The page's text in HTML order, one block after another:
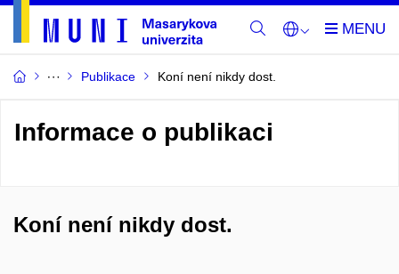
Publikace Koní není nikdy dost.
Informace o publikaci
Koní není nikdy dost.